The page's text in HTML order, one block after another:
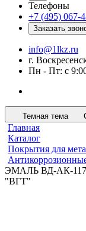
Телефоны
+7 (495) 067-
Заказать
info@1lkz.ru
г.
Пн - Пт: с
Темная тема
Главная
Каталог
Покрытия для
ЭМАЛЬ ВД-АК-
"ВГТ"